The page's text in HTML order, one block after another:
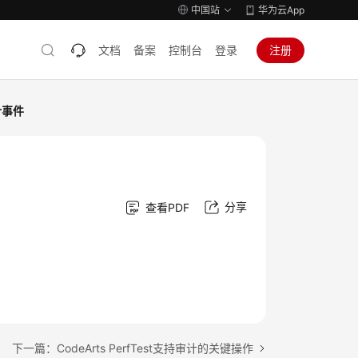
中国站 华为云App
文档 备案 控制台 登录 注册
件
查看PDF 分享
下一篇：CodeArts PerfTest支持审计的关键操作